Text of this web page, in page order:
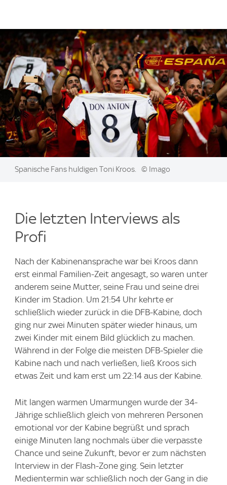
Image:
Spanische Fans huldigen Toni Kroos. © Imago
Die letzten Interviews als
Profi
Nach der Kabinenansprache war bei Kroos dann
erst einmal Familien-Zeit angesagt, so waren unter
anderem seine Mutter, seine Frau und seine drei
Kinder im Stadion. Um 21:54 Uhr kehrte er
schließlich wieder zurück in die DFB-Kabine, doch
ging nur zwei Minuten später wieder hinaus, um
zwei Kinder mit einem Bild glücklich zu machen.
Während in der Folge die meisten DFB-Spieler die
Kabine nach und nach verließen, ließ Kroos sich
etwas Zeit und kam erst um 22:14 aus der Kabine.
Mit langen warmen Umarmungen wurde der 34-
Jährige schließlich gleich von mehreren Personen
emotional vor der Kabine begrüßt und sprach
einige Minuten lang nochmals über die verpasste
Chance und seine Zukunft, bevor er zum nächsten
Interview in der Flash-Zone ging. Sein letzter
Medientermin war schließlich noch der Gang in die